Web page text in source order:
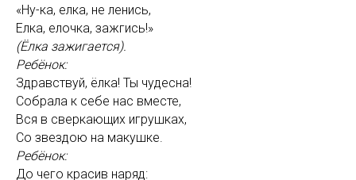
«Ну-ка, елка, не ленись,
Елка, елочка, зажгись!»
(Ёлка зажигается).
Ребёнок:
Здравствуй, ёлка! Ты чудесна!
Собрала к себе нас вместе,
Вся в сверкающих игрушках,
Со звездою на макушке.
Ребёнок:
До чего красив наряд: